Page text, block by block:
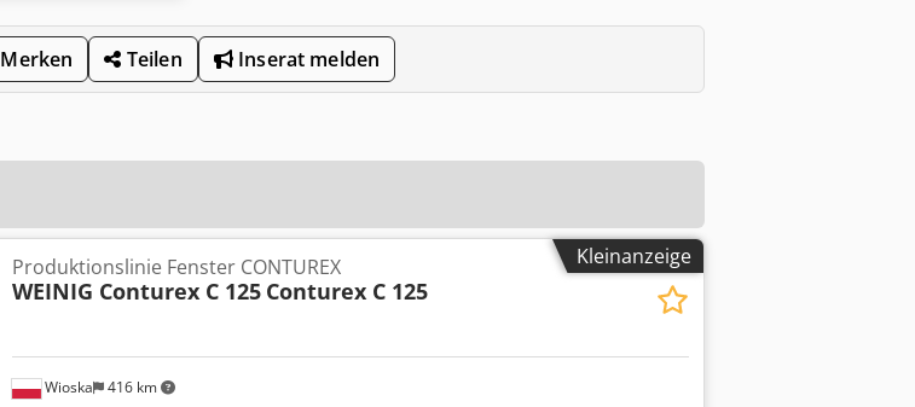
Merken Teilen Inserat melden
Kleinanzeige
Wioska 416 km
Produktionslinie Fenster CONTUREX
WEINIG Conturex C 125 Conturex C 125